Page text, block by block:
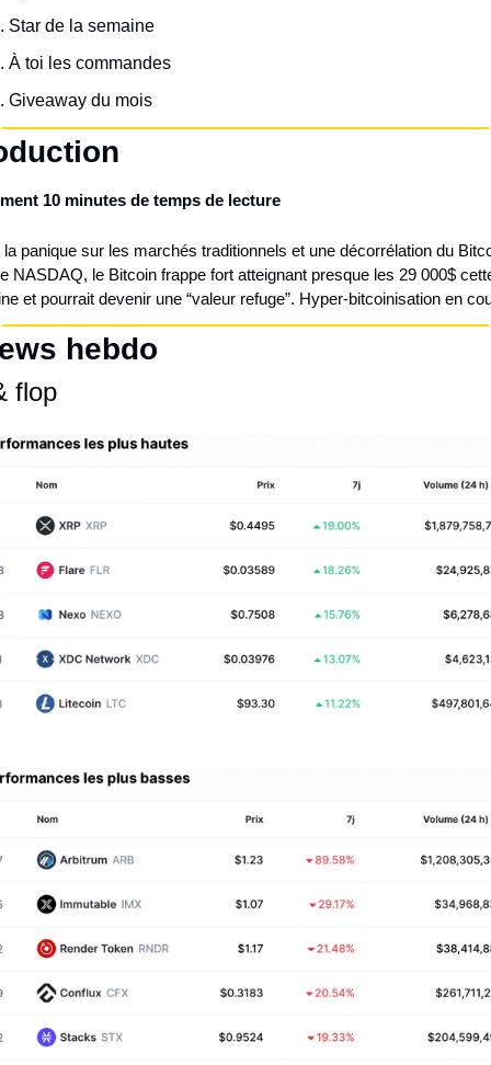
Star de la semaine
À toi les commandes
Giveaway du mois
10 minutes de temps de lecture
panique sur les marchés traditionnels et une décorrélation du
NASDAQ, le Bitcoin frappe fort atteignant presque les 29 000$
et pourrait devenir une “valeur refuge”. Hyper-bitcoinisation en
hebdo
flop